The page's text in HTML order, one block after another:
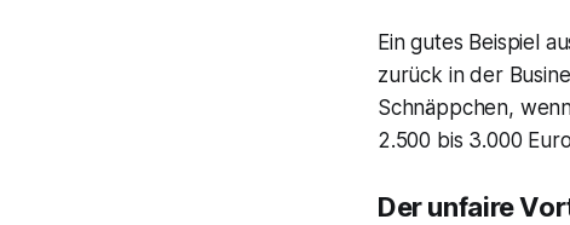
Ein gutes Beispiel
zurück in der
Schnäppchen,
2.500 bis 3.000
Der unfaire